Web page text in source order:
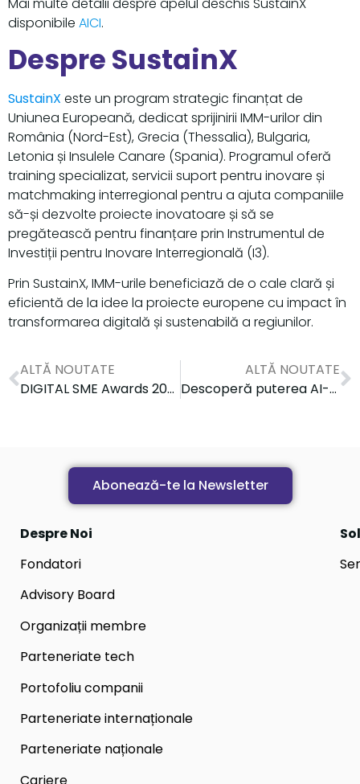
disponibile AICI.
Despre SustainX
SustainX este un program strategic finanțat de
Uniunea Europeană, dedicat sprijinirii IMM-urilor din
România (Nord-Est), Grecia (Thessalia), Bulgaria,
Letonia și Insulele Canare (Spania). Programul oferă
training specializat, servicii suport pentru inovare și
matchmaking interregional pentru a ajuta companiile
să-și dezvolte proiecte inovatoare și să se
pregătească pentru finanțare prin Instrumentul de
Investiții pentru Inovare Interregională (I3).
Prin SustainX, IMM-urile beneficiază de o cale clară și
eficientă de la idee la proiecte europene cu impact în
transformarea digitală și sustenabilă a regiunilor.
ALTĂ NOUTATE
DIGITAL SME Awards 2025
ALTĂ NOUTATE
Descoperă puterea AI-on-Demand cu Digital Innovation Zone
Abonează-te la Newsletter
Despre Noi
Fondatori
Advisory Board
Organizații membre
Parteneriate tech
Portofoliu companii
Parteneriate internaționale
Parteneriate naționale
Cariere